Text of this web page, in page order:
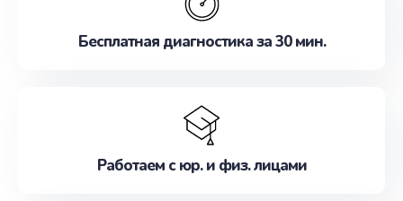
Бесплатная диагностика за 30 мин.
Работаем с юр. и физ. лицами